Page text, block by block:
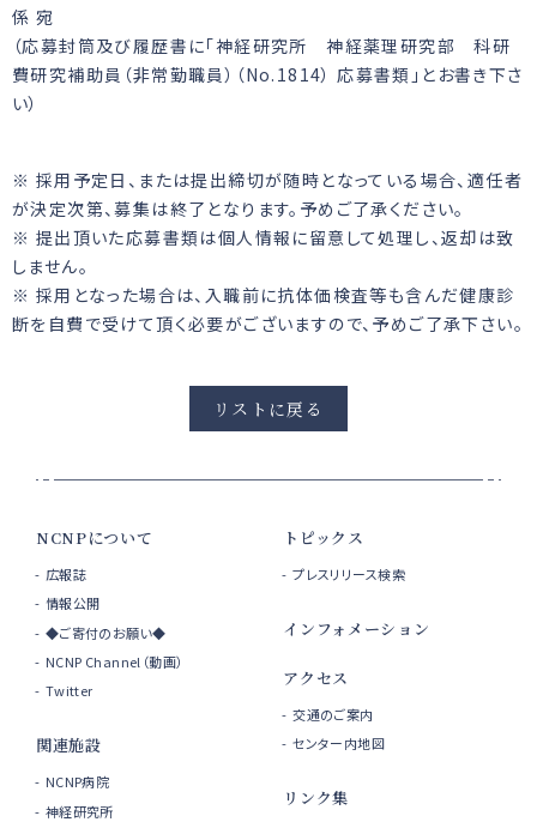
係 宛
（応募封筒及び履歴書に「神経研究所 神経薬理研究部 科研
費研究補助員（非常勤職員）（No.1814） 応募書類」とお書き下さ
い）
※ 採用予定日、または提出締切が随時となっている場合、適任者
が決定次第、募集は終了となります。予めご了承ください。
※ 提出頂いた応募書類は個人情報に留意して処理し、返却は致
しません。
※ 採用となった場合は、入職前に抗体価検査等も含んだ健康診
断を自費で受けて頂く必要がございますので、予めご了承下さい。
リストに戻る
NCNPについて
広報誌
情報公開
◆ご寄付のお願い◆
NCNP Channel（動画）
Twitter
関連施設
NCNP病院
神経研究所
トピックス
プレスリリース検索
インフォメーション
アクセス
交通のご案内
センター内地図
リンク集